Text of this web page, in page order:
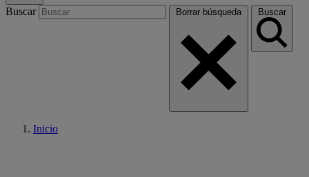
Buscar Borrar búsqueda Buscar
Inicio